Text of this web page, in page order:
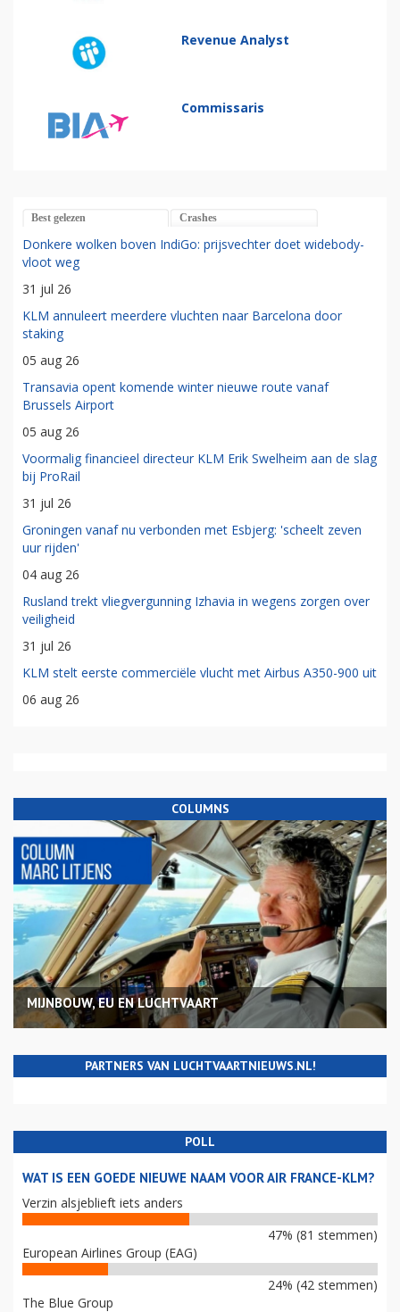
Revenue Analyst
Commissaris
Best gelezen Crashes
Donkere wolken boven IndiGo: prijsvechter doet widebody-
vloot weg
31 jul 26
KLM annuleert meerdere vluchten naar Barcelona door
staking
05 aug 26
Transavia opent komende winter nieuwe route vanaf
Brussels Airport
05 aug 26
Voormalig financieel directeur KLM Erik Swelheim aan de slag
bij ProRail
31 jul 26
Groningen vanaf nu verbonden met Esbjerg: 'scheelt zeven
uur rijden'
04 aug 26
Rusland trekt vliegvergunning Izhavia in wegens zorgen over
veiligheid
31 jul 26
KLM stelt eerste commerciële vlucht met Airbus A350-900 uit
06 aug 26
COLUMNS
MIJNBOUW, EU EN LUCHTVAART
PARTNERS VAN LUCHTVAARTNIEUWS.NL!
POLL
WAT IS EEN GOEDE NIEUWE NAAM VOOR AIR FRANCE-KLM?
Verzin alsjeblieft iets anders
47% (81 stemmen)
European Airlines Group (EAG)
24% (42 stemmen)
The Blue Group